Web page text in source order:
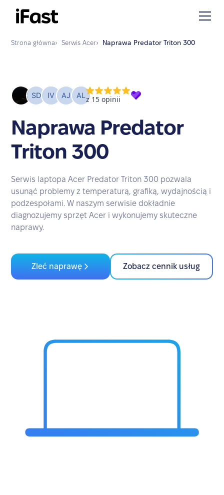
Strona główna› Serwis Acer› Naprawa Predator Triton 300
Naprawa Predator
Triton 300
Serwis laptopa Acer Predator Triton 300 pozwala
usunąć problemy z temperaturą, grafiką, wydajnością i
podzespołami. W naszym serwisie dokładnie
diagnozujemy sprzęt Acer i wykonujemy skuteczne
naprawy.
Zleć naprawę Zobacz cennik usług